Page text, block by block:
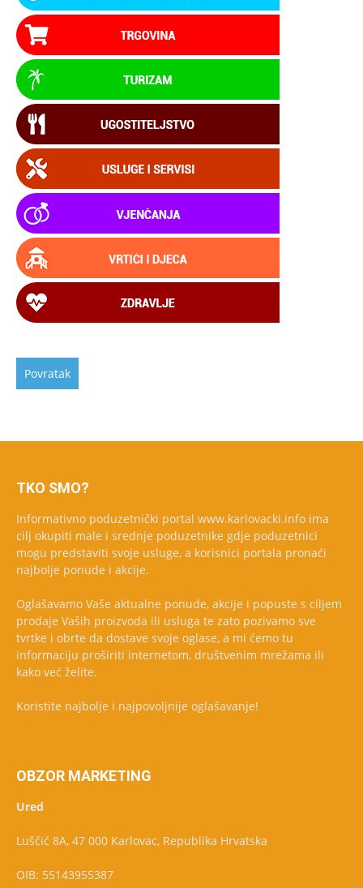
TKO SMO?
Informativno poduzetnički portal www.karlovacki.info ima
cilj okupiti male i srednje poduzetnike gdje poduzetnici
mogu predstaviti svoje usluge, a korisnici portala pronaći
najbolje ponude i akcije.
Oglašavamo Vaše aktualne ponude, akcije i popuste s ciljem
prodaje Vaših proizvoda ili usluga te zato pozivamo sve
tvrtke i obrte da dostave svoje oglase, a mi ćemo tu
informaciju proširiti internetom, društvenim mrežama ili
kako već želite.
Koristite najbolje i najpovoljnije oglašavanje!
OBZOR MARKETING
Ured
Luščić 8A, 47 000 Karlovac, Republika Hrvatska
OIB: 55143955387